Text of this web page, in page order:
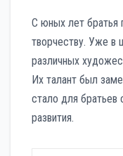
С юных лет братья
творчеству. Уже в
различных
Их талант был
стало для
развития.